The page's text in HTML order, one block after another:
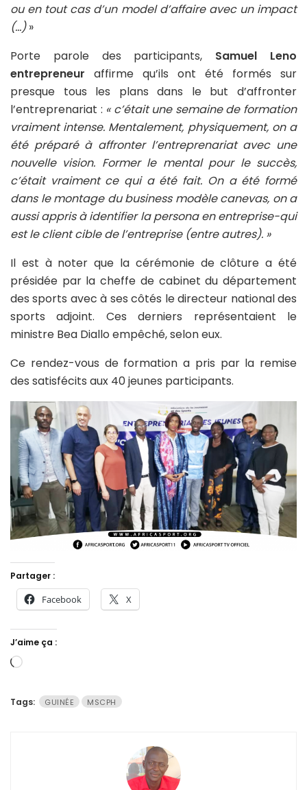
ou en tout cas d’un model d’affaire avec un impact
(…)»
Porte parole des participants, Samuel Leno
entrepreneur affirme qu’ils ont été formés sur
presque tous les plans dans le but d’affronter
l’entreprenariat : « c’était une semaine de formation
vraiment intense. Mentalement, physiquement, on a
été préparé à affronter l’entreprenariat avec une
nouvelle vision. Former le mental pour le succès,
c’était vraiment ce qui a été fait. On a été formé
dans le montage du business modèle canevas, on a
aussi appris à identifier la persona en entreprise-qui
est le client cible de l’entreprise (entre autres). »
Il est à noter que la cérémonie de clôture a été
présidée par la cheffe de cabinet du département
des sports avec à ses côtés le directeur national des
sports adjoint. Ces derniers représentaient le
ministre Bea Diallo empêché, selon eux.
Ce rendez-vous de formation a pris par la remise
des satisfécits aux 40 jeunes participants.
Partager :
Facebook X
J’aime ça :
Chargement…
Tags: GUINÉE MSCPH